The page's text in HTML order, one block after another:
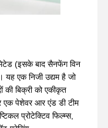
(इसके बाद सैनफेंग विन
यह एक निजी उद्यम है जो
की बिक्री को एकीकृत
एक पेशेवर आर एंड डी टीम
प्रोटेक्टिव फिल्म्स,